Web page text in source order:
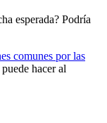
esperada? Podría
comunes por las
hacer al